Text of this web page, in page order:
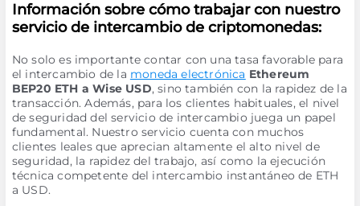
Información sobre cómo trabajar con nuestro
servicio de intercambio de criptomonedas:
No solo es importante contar con una tasa favorable para
el intercambio de la moneda electrónica Ethereum
BEP20 ETH a Wise USD, sino también con la rapidez de la
transacción. Además, para los clientes habituales, el nivel
de seguridad del servicio de intercambio juega un papel
fundamental. Nuestro servicio cuenta con muchos
clientes leales que aprecian altamente el alto nivel de
seguridad, la rapidez del trabajo, así como la ejecución
técnica competente del intercambio instantáneo de ETH
a USD.